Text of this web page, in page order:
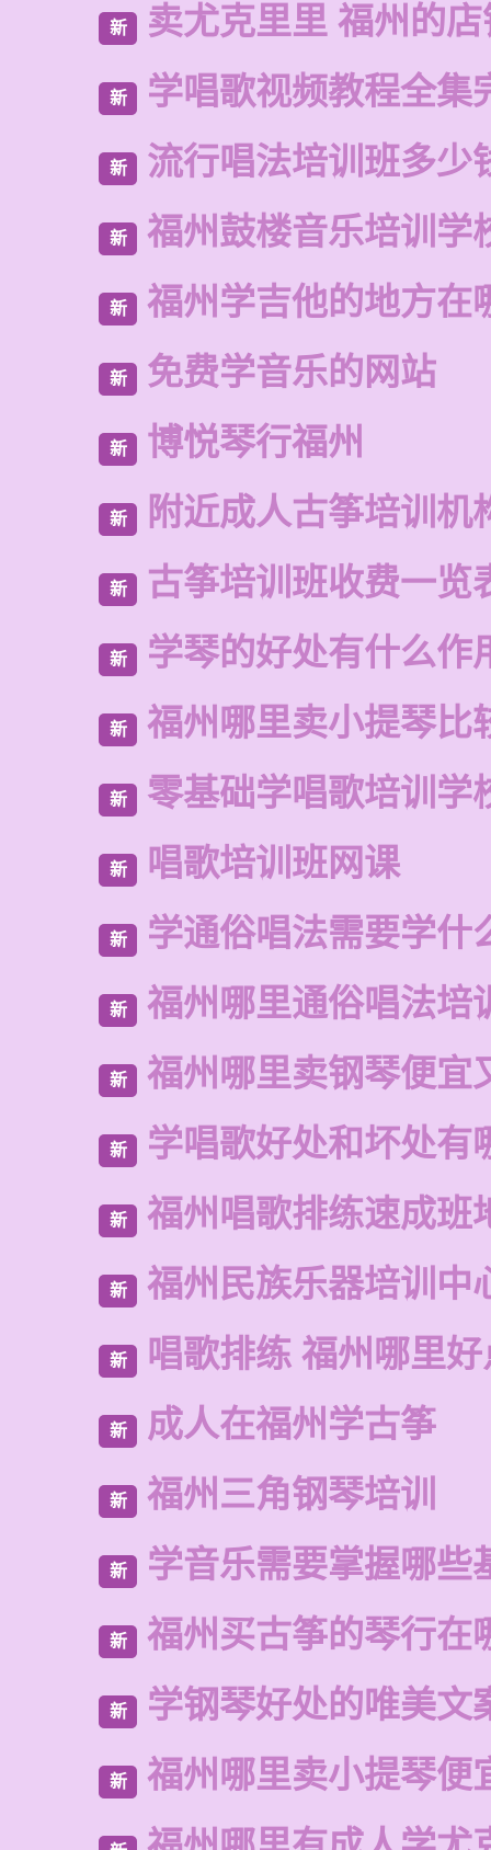
新 卖尤克里里 福州的
新 学唱歌视频教程全集
新 流行唱法培训班多少
新 福州鼓楼音乐培训学
新 福州学吉他的地方在
新 免费学音乐的网站
新 博悦琴行福州
新 附近成人古筝培训机
新 古筝培训班收费一览
新 学琴的好处有什么作
新 福州哪里卖小提琴比
新 零基础学唱歌培训学
新 唱歌培训班网课
新 学通俗唱法需要学什
新 福州哪里通俗唱法培
新 福州哪里卖钢琴便宜
新 学唱歌好处和坏处有
新 福州唱歌排练速成班
新 福州民族乐器培训中
新 唱歌排练 福州哪里
新 成人在福州学古筝
新 福州三角钢琴培训
新 学音乐需要掌握哪些
新 福州买古筝的琴行在
新 学钢琴好处的唯美文
新 福州哪里卖小提琴便